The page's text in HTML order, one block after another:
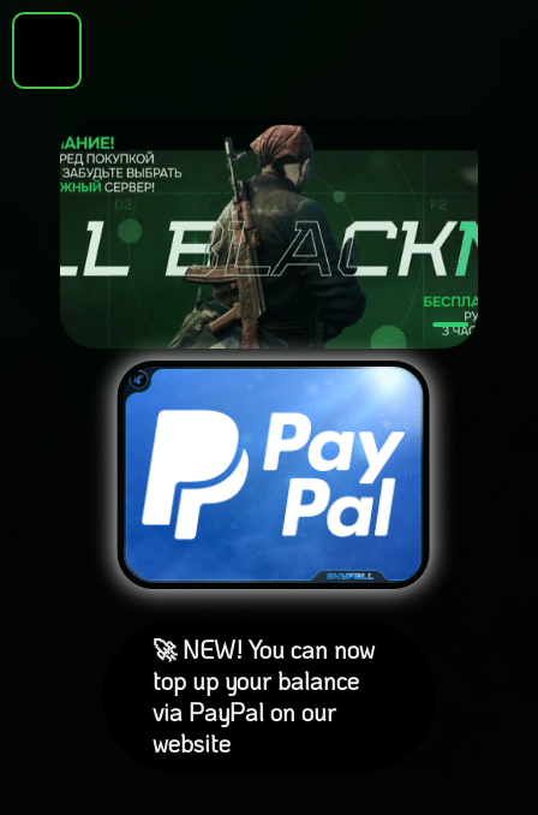
🚀 NEW! You can now
top up your balance
via PayPal on our
website